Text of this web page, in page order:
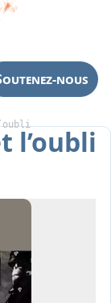
nous
l’oubli